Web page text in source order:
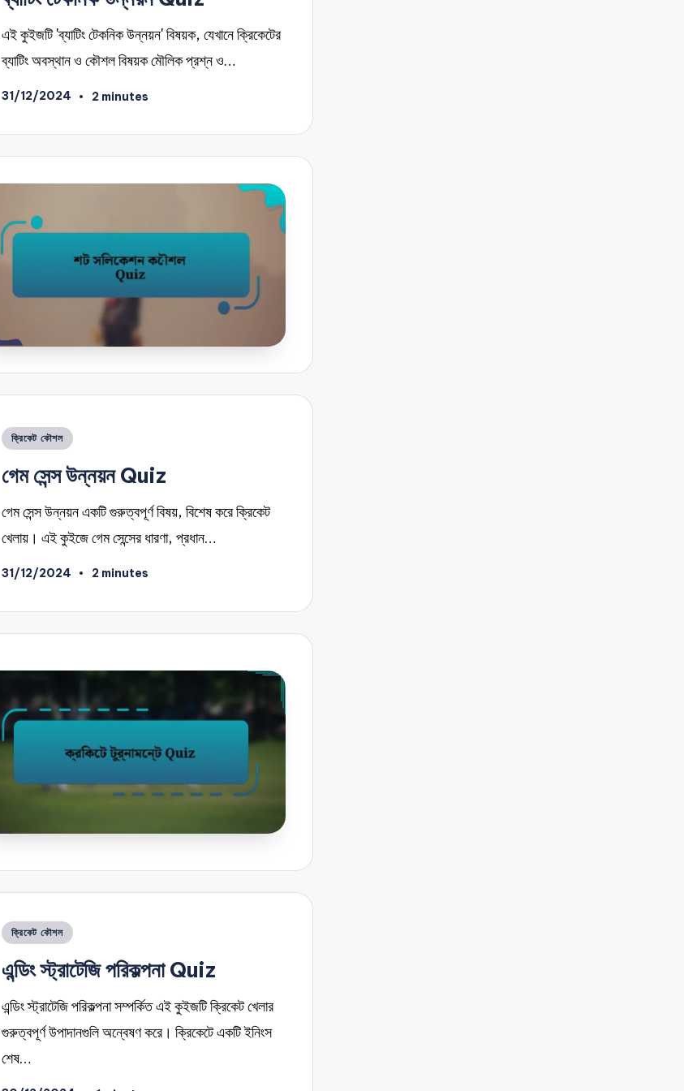
এই কুইজটি 'ব্যাটিং টেকনিক উন্নয়ন' বিষয়ক, যেখানে ক্রিকেটের
ব্যাটিং অবস্থান ও কৌশল বিষয়ক মৌলিক প্রশ্ন ও…
31/12/2024 2 minutes
Posted
ক্রিকেট কৌশল
গেম সেন্স উন্নয়ন Quiz
গেম সেন্স উন্নয়ন একটি গুরুত্বপূর্ণ বিষয়, বিশেষ করে ক্রিকেট
খেলায়। এই কুইজে গেম সেন্সের ধারণা, প্রধান…
31/12/2024 2 minutes
Posted
ক্রিকেট কৌশল
এন্ডিং স্ট্রাটেজি পরিকল্পনা Quiz
এন্ডিং স্ট্রাটেজি পরিকল্পনা সম্পর্কিত এই কুইজটি ক্রিকেট খেলার
গুরুত্বপূর্ণ উপাদানগুলি অন্বেষণ করে। ক্রিকেটে একটি ইনিংস
শেষ…